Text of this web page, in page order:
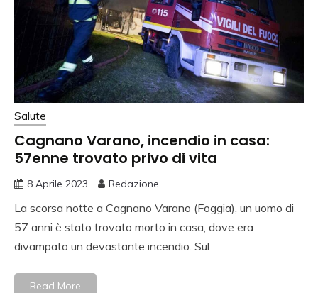
Salute
Cagnano Varano, incendio in casa:
57enne trovato privo di vita
8 Aprile 2023 Redazione
La scorsa notte a Cagnano Varano (Foggia), un uomo di
57 anni è stato trovato morto in casa, dove era
divampato un devastante incendio. Sul
Read More